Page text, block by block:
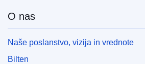
O nas
Naše poslanstvo, vizija in vrednote
Bilten